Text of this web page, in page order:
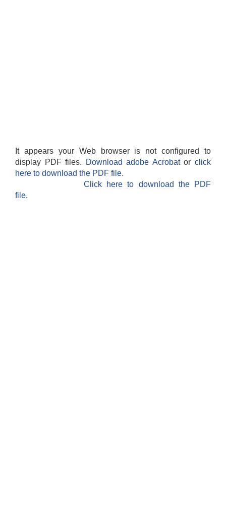
It appears your Web browser is not configured to
display PDF files.
Download adobe Acrobatorclick
here to download the PDF file.
Click here to download the PDF
file.